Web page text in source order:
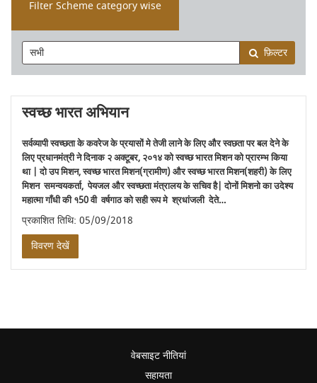
Filter Scheme category wise
फ़िल्टर
स्वच्छ भारत अभियान
सर्वव्यापी स्वच्छता के कवरेज के प्रयासों मे तेजी लाने के लिए और स्वछता पर बल देने के
लिए प्रधानमंत्री ने दिनाक २ अक्टूबर, २०१४ को स्वच्छ भारत मिशन को प्रारम्भ किया
था | दो उप मिशन, स्वच्छ भारत मिशन(ग्रामीण) और स्वच्छ भारत मिशन(शहरी) के लिए
मिशन समन्वयकर्ता, पेयजल और स्वच्छता मंत्रालय के सचिव है| दोनों मिशनो का उदेश्य
महात्मा गाँधी की १50 वी वर्षगाठ को सही रूप मे श्रधांजली देते…
प्रकाशित तिथि: 05/09/2018
विवरण देखें
वेबसाइट नीतियां
सहायता